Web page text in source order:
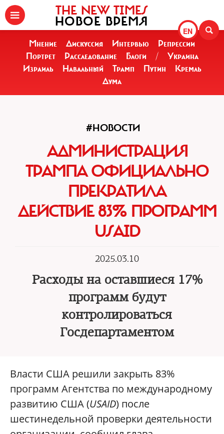
EN
THE NEW TIMES
НОВОЕ ВРЕМЯ
Мнение Дискуссия Интервью
Репрессии
Портрет
Расследование Блоги /
Украина
Израиль
Навальный Трамп Путин
Кремль
Дума
#НОВОСТИ
АДМИНИСТРАЦИЯ
ТРАМПА ОФИЦИАЛЬНО
ПРЕКРАТИЛА
ДЕЙСТВИЕ 83% ПРОГРАММ
USAID
2025.03.10
Расходы на оставшиеся 17%
программ будут
контролироваться
Госдепартаментом
Власти США решили закрыть 83%
программ Агентства по международному
развитию США (USAID) после
шестинедельной проверки деятельности